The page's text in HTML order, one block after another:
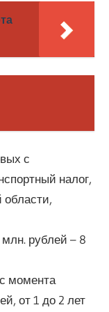
с
налог,
рублей – 8
момента
от 1 до 2 лет